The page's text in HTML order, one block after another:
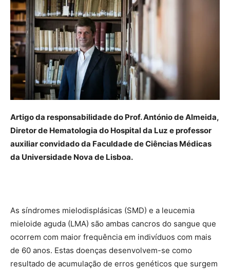
Artigo da responsabilidade do Prof. António de Almeida,
Diretor de Hematologia do Hospital da Luz e professor
auxiliar convidado da Faculdade de Ciências Médicas
da Universidade Nova de Lisboa.
As síndromes mielodisplásicas (SMD) e a leucemia
mieloide aguda (LMA) são ambas cancros do sangue que
ocorrem com maior frequência em indivíduos com mais
de 60 anos. Estas doenças desenvolvem-se como
resultado de acumulação de erros genéticos que surgem